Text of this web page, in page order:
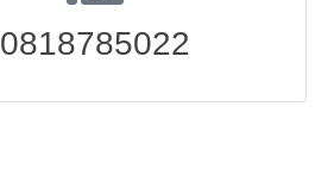
0818785022